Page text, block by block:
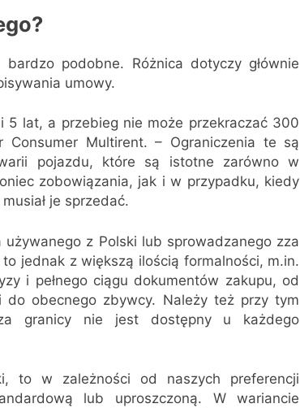
podobne. Różnica dotyczy głównie
umowy.
5 lat, a przebieg nie może przekraczać 300
Multirent. – Ograniczenia te są
pojazdu, które są istotne zarówno w
zobowiązania, jak i w przypadku, kiedy
je sprzedać.
z Polski lub sprowadzanego zza
jednak z większą ilością formalności, m.in.
i pełnego ciągu dokumentów zakupu, od
obecnego zbywcy. Należy też przy tym
granicy nie jest dostępny u każdego
to w zależności od naszych preferencji
lub uproszczoną. W wariancie